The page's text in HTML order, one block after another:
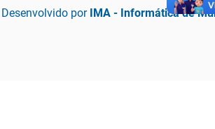
Desenvolvido por IMA - Informática de